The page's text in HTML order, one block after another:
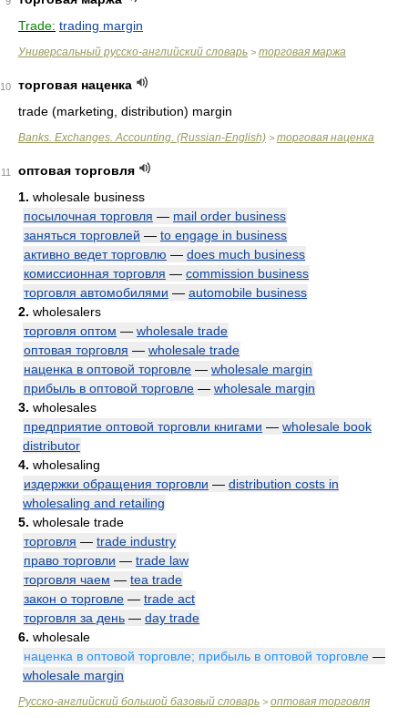
Trade: trading margin
Универсальный русско-английский словарь > торговая маржа
10
торговая наценка
trade (marketing, distribution) margin
Banks. Exchanges. Accounting. (Russian-English) > торговая наценка
11
оптовая торговля
1. wholesale business
посылочная торговля — mail order business
заняться торговлей — to engage in business
активно ведет торговлю — does much business
комиссионная торговля — commission business
торговля автомобилями — automobile business
2. wholesalers
торговля оптом — wholesale trade
оптовая торговля — wholesale trade
наценка в оптовой торговле — wholesale margin
прибыль в оптовой торговле — wholesale margin
3. wholesales
предприятие оптовой торговли книгами — wholesale book
distributor
4. wholesaling
издержки обращения торговли — distribution costs in
wholesaling and retailing
5. wholesale trade
торговля — trade industry
право торговли — trade law
торговля чаем — tea trade
закон о торговле — trade act
торговля за день — day trade
6. wholesale
наценка в оптовой торговле; прибыль в оптовой торговле —
wholesale margin
Русско-английский большой базовый словарь > оптовая торговля